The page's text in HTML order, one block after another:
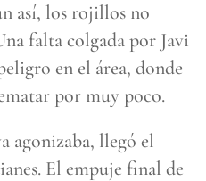
así, los rojillos no
falta colgada por Javi
en el área, donde
por muy poco.
agonizaba, llegó el
El empuje final de